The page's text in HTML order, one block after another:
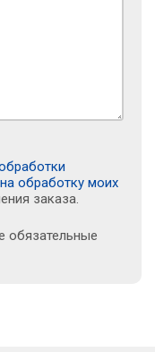
обработку моих
заказа.
обязательные